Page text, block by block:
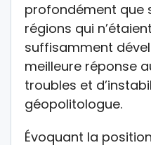
profondément que
régions qui
suffisamment
meilleure réponse
troubles et
géopolitologue.
Évoquant la